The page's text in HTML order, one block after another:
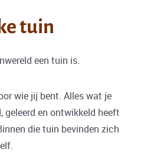
tuin
een tuin is.
wie jij bent. Alles wat je
geleerd en ontwikkeld heeft
die tuin bevinden zich